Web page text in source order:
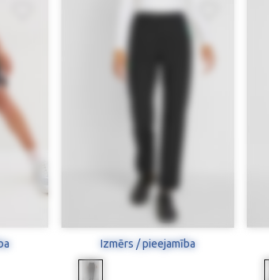
Izmērs / pieejamība